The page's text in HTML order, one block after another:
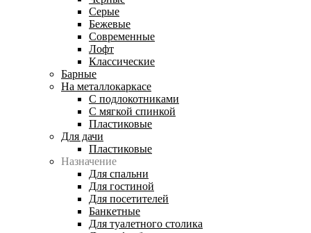
Серые
Бежевые
Современные
Лофт
Классические
Барные
На металлокаркасе
С подлокотниками
С мягкой спинкой
Пластиковые
Для дачи
Пластиковые
Назначение
Для спальни
Для гостиной
Для посетителей
Банкетные
Для туалетного столика